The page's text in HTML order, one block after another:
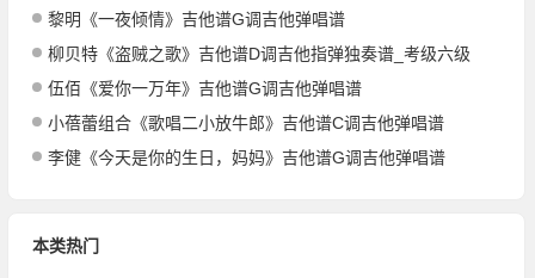
黎明《一夜倾情》吉他谱G调吉他弹唱谱
柳贝特《盗贼之歌》吉他谱D调吉他指弹独奏谱_考级六级
伍佰《爱你一万年》吉他谱G调吉他弹唱谱
小蓓蕾组合《歌唱二小放牛郎》吉他谱C调吉他弹唱谱
李健《今天是你的生日，妈妈》吉他谱G调吉他弹唱谱
本类热门